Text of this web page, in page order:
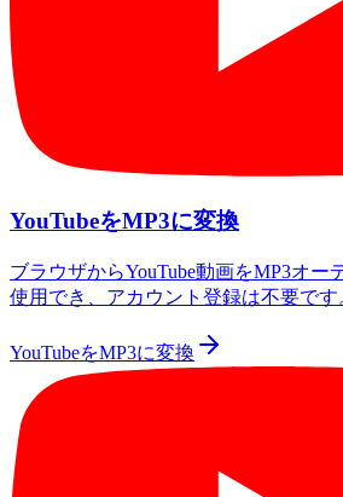
YouTubeをMP3に変換
ブラウザからYouTube動画をMP3オー
使用でき、アカウント登録は不要です
YouTubeをMP3に変換